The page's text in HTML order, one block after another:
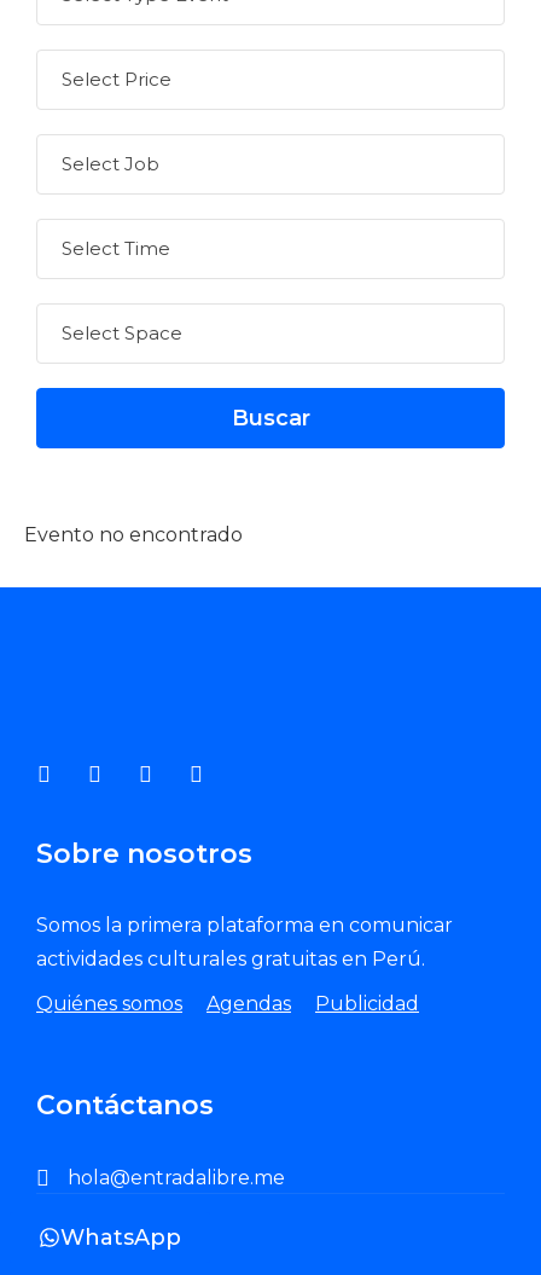
Evento no encontrado
Sobre nosotros
Somos la primera plataforma en comunicar
actividades culturales gratuitas en Perú.
Quiénes somos
Agendas Publicidad
Contáctanos
hola@entradalibre.me
WhatsApp